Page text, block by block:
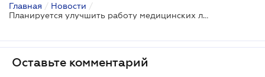
Главная / Новости /
Планируется улучшить работу медицинских лабораторий
Оставьте комментарий